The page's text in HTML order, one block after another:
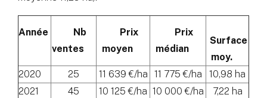
Année
Nb
ventes
Prix
moyen
Prix
médian
Surface
moy.
2020
25 11 639 €/ha 11 775 €/ha
10,98 ha
2021
45 10 125 €/ha 10 000 €/ha
7,22 ha